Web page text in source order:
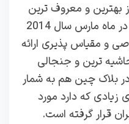
بهترین و معروف ترین
رمز ارزهای جهان می باشد که در ماه مارس سال 2014
و مقیاس پذیری ارائه
ترین و جنجالی
بلاک چین هم به شمار
زیادی که دارد مورد
قرار گرفته است.